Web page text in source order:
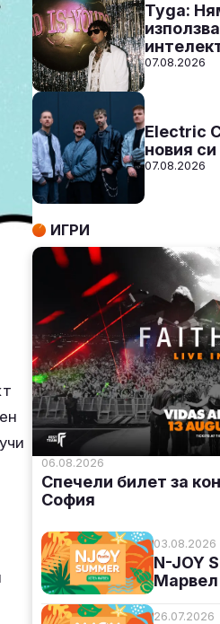
Tyga:
07.08.2026
Electric
новия
07.08.2026
ИГРИ
06.08.2026
Спечели билет за
София
03.08.2026
N-JOY
Марвел
26.07.2026